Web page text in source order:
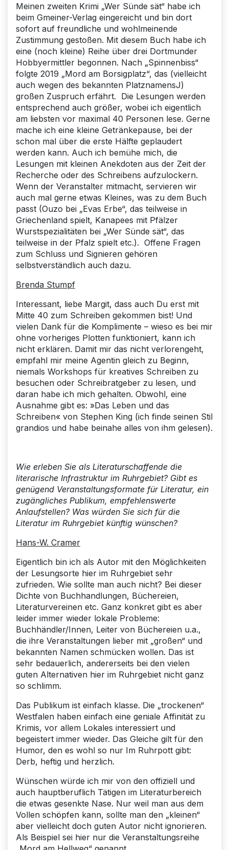
Meinen zweiten Krimi „Wer Sünde sät“ habe ich
beim Gmeiner-Verlag eingereicht und bin dort
sofort auf freundliche und wohlmeinende
Zustimmung gestoßen. Mit diesem Buch habe ich
eine (noch kleine) Reihe über drei Dortmunder
Hobbyermittler begonnen. Nach „Spinnenbiss“
folgte 2019 „Mord am Borsigplatz“, das (vielleicht
auch wegen des bekannten PlatznamensJ)
großen Zuspruch erfährt. Die Lesungen werden
entsprechend auch größer, wobei ich eigentlich
am liebsten vor maximal 40 Personen lese. Gerne
mache ich eine kleine Getränkepause, bei der
schon mal über die erste Hälfte geplaudert
werden kann. Auch ich bemühe mich, die
Lesungen mit kleinen Anekdoten aus der Zeit der
Recherche oder des Schreibens aufzulockern.
Wenn der Veranstalter mitmacht, servieren wir
auch mal gerne etwas Kleines, was zu dem Buch
passt (Ouzo bei „Evas Erbe“, das teilweise in
Griechenland spielt, Kanapees mit Pfälzer
Wurstspezialitäten bei „Wer Sünde sät“, das
teilweise in der Pfalz spielt etc.). Offene Fragen
zum Schluss und Signieren gehören
selbstverständlich auch dazu.
Brenda Stumpf
Interessant, liebe Margit, dass auch Du erst mit
Mitte 40 zum Schreiben gekommen bist! Und
vielen Dank für die Komplimente – wieso es bei mir
ohne vorheriges Plotten funktioniert, kann ich
nicht erklären. Damit mir das nicht verlorengeht,
empfahl mir meine Agentin gleich zu Beginn,
niemals Workshops für kreatives Schreiben zu
besuchen oder Schreibratgeber zu lesen, und
daran habe ich mich gehalten. Obwohl, eine
Ausnahme gibt es: »Das Leben und das
Schreiben« von Stephen King (ich finde seinen Stil
grandios und habe beinahe alles von ihm gelesen).
Wie erleben Sie als Literaturschaffende die
literarische Infrastruktur im Ruhrgebiet? Gibt es
genügend Veranstaltungsformate für Literatur, ein
zugängliches Publikum, empfehlenswerte
Anlaufstellen? Was würden Sie sich für die
Literatur im Ruhrgebiet künftig wünschen?
Hans-W. Cramer
Eigentlich bin ich als Autor mit den Möglichkeiten
der Lesungsorte hier im Ruhrgebiet sehr
zufrieden. Wie sollte man auch nicht? Bei dieser
Dichte von Buchhandlungen, Büchereien,
Literaturvereinen etc. Ganz konkret gibt es aber
leider immer wieder lokale Probleme:
Buchhändler/Innen, Leiter von Büchereien u.a.,
die ihre Veranstaltungen lieber mit „großen“ und
bekannten Namen schmücken wollen. Das ist
sehr bedauerlich, andererseits bei den vielen
guten Alternativen hier im Ruhrgebiet nicht ganz
so schlimm.
Das Publikum ist einfach klasse. Die „trockenen“
Westfalen haben einfach eine geniale Affinität zu
Krimis, vor allem Lokales interessiert und
begeistert immer wieder. Das Gleiche gilt für den
Humor, den es wohl so nur Im Ruhrpott gibt:
Derb, heftig und herzlich.
Wünschen würde ich mir von den offiziell und
auch hauptberuflich Tätigen im Literaturbereich
die etwas gesenkte Nase. Nur weil man aus dem
Vollen schöpfen kann, sollte man den „kleinen“
aber vielleicht doch guten Autor nicht ignorieren.
Als Beispiel sei hier nur die Veranstaltungsreihe